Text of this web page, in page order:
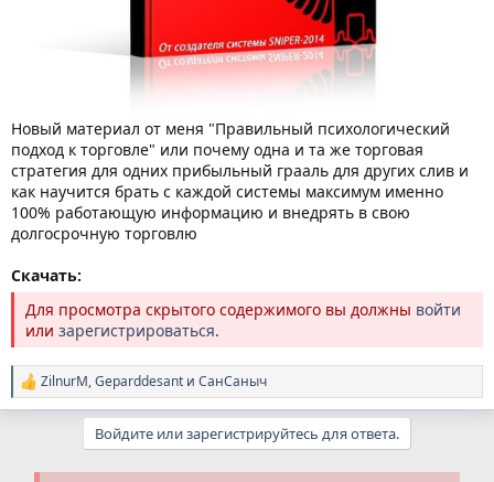
Новый материал от меня "Правильный психологический
подход к торговле" или почему одна и та же торговая
стратегия для одних прибыльный грааль для других слив и
как научится брать с каждой системы максимум именно
100% работающую информацию и внедрять в свою
долгосрочную торговлю
Скачать:
Для просмотра скрытого содержимого вы должны войти
или зарегистрироваться.
Р
е
ZilnurM,Geparddesant и СанСаныч
Войдите или зарегистрируйтесь для ответа.